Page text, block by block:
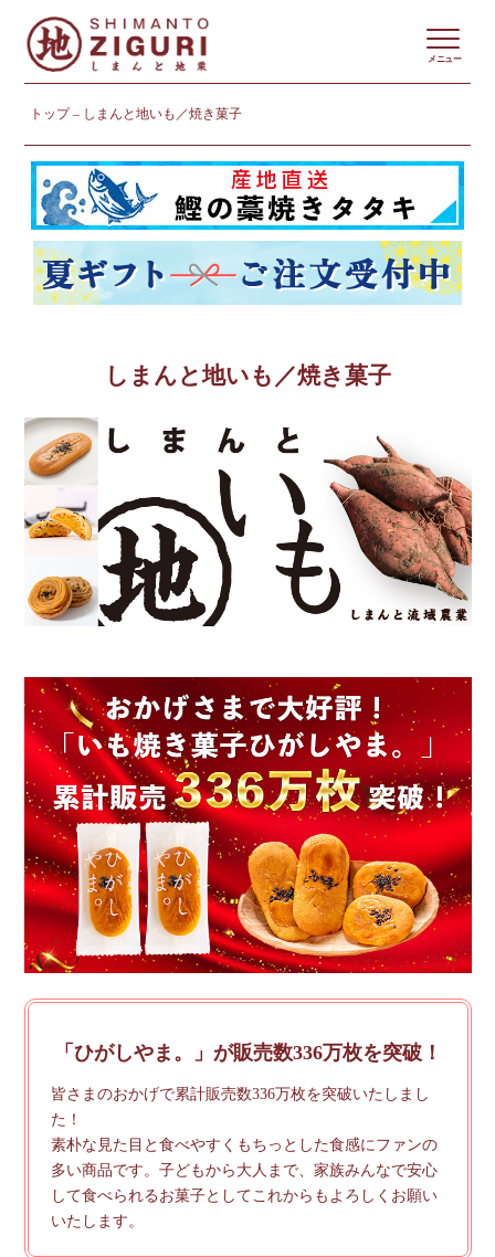
トップ しまんと地いも／焼き菓子
メニュー
しまんと地いも／焼き菓子
「ひがしやま。」が販売数336万枚を突破！
皆さまのおかげで累計販売数336万枚を突破いたしまし
た！
素朴な見た目と食べやすくもちっとした食感にファンの
多い商品です。子どもから大人まで、家族みんなで安心
して食べられるお菓子としてこれからもよろしくお願い
いたします。